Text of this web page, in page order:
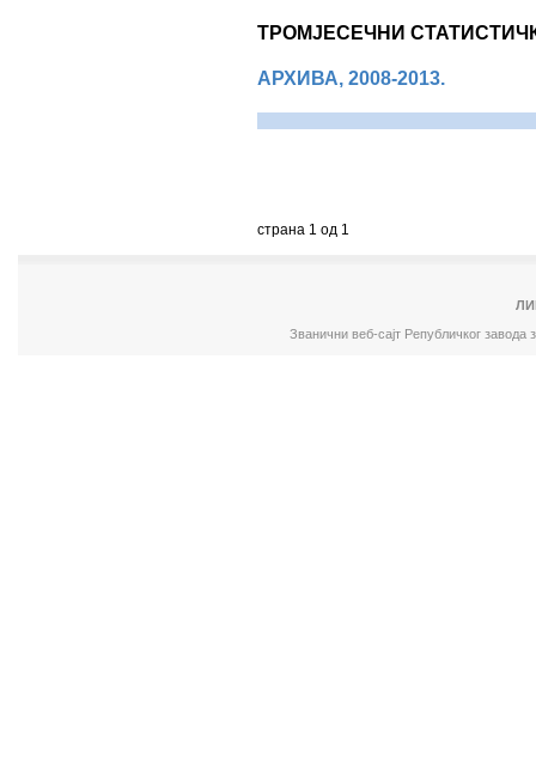
ТРОМЈЕСЕЧНИ
АРХИВА, 2008-2013.
страна 1 од 1
Званични веб-сајт Републичког